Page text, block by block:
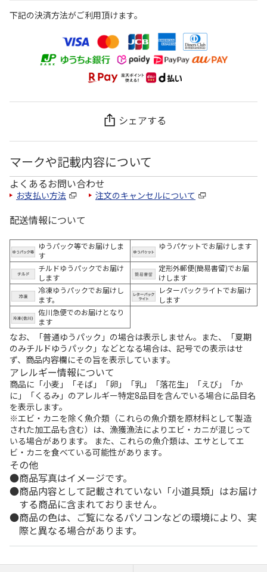
下記の決済方法がご利用頂けます。
シェアする
マークや記載内容について
よくあるお問い合わせ
お支払い方法 注文のキャンセルについて
配送情報について
ゆうパック等でお届けしま
す
ゆうパケットでお届けします
チルドゆうパックでお届け
します
定形外郵便(簡易書留)でお届
けします
冷凍ゆうパックでお届けし
ます。
レターパックライトでお届け
します
佐川急便でのお届けとなり
ます
なお、「普通ゆうパック」の場合は表示しません。また、「夏期
のみチルドゆうパック」などとなる場合は、記号での表示はせ
ず、商品内容欄にその旨を表示しています。
アレルギー情報について
商品に「小麦」「そば」「卵」「乳」「落花生」「えび」「か
に」「くるみ」のアレルギー特定8品目を含んでいる場合に品目名
を表示します。
※エビ・カニを除く魚介類（これらの魚介類を原材料として製造
された加工品も含む）は、漁獲漁法によりエビ・カニが混じって
いる場合があります。 また、これらの魚介類は、エサとしてエ
ビ・カニを食べている可能性があります。
その他
商品写真はイメージです。
商品内容として記載されていない「小道具類」はお届け
する商品に含まれておりません。
商品の色は、ご覧になるパソコンなどの環境により、実
際と異なる場合があります。